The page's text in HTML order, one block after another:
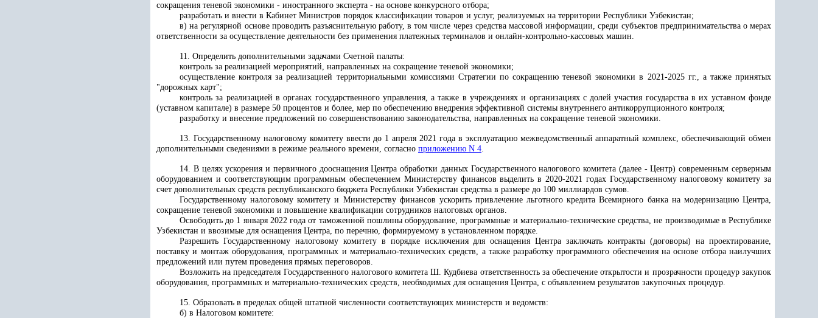
сокращения теневой экономики - иностранного эксперта - на основе конкурсного отбора;
разработать и внести в Кабинет Министров порядок классификации товаров и услуг, реализуемых на территории Республики Узбекистан;
в) на регулярной основе проводить разъяснительную работу, в том числе через средства массовой информации, среди субъектов предпринимательства о мерах
ответственности за осуществление деятельности без применения платежных терминалов и онлайн-контрольно-кассовых машин.
11. Определить дополнительными задачами Счетной палаты:
контроль за реализацией мероприятий, направленных на сокращение теневой экономики;
осуществление контроля за реализацией территориальными комиссиями Стратегии по сокращению теневой экономики в 2021-2025 гг., а также принятых
"дорожных карт";
контроль за реализацией в органах государственного управления, а также в учреждениях и организациях с долей участия государства в их уставном фонде
(уставном капитале) в размере 50 процентов и более, мер по обеспечению внедрения эффективной системы внутреннего антикоррупционного контроля;
разработку и внесение предложений по совершенствованию законодательства, направленных на сокращение теневой экономики.
13. Государственному налоговому комитету ввести до 1 апреля 2021 года в эксплуатацию межведомственный аппаратный комплекс, обеспечивающий обмен
дополнительными сведениями в режиме реального времени, согласно приложению N 4.
14. В целях ускорения и первичного дооснащения Центра обработки данных Государственного налогового комитета (далее - Центр) современным серверным
оборудованием и соответствующим программным обеспечением Министерству финансов выделитьв 2020-2021 годах Государственному налоговому комитету за
счет дополнительных средств республиканского бюджета Республики Узбекистан средства в размере до 100 миллиардов сумов.
Государственному налоговому комитету и Министерству финансов ускорить привлечение льготного кредита Всемирного банка на модернизацию Центра,
сокращение теневой экономики и повышение квалификации сотрудников налоговых органов.
Освободить до 1 января 2022 года от таможенной пошлины оборудование, программные и материально-технические средства, не производимые в Республике
Узбекистан и ввозимые для оснащения Центра, по перечню, формируемому в установленном порядке.
Разрешить Государственному налоговому комитету в порядке исключения для оснащения Центра заключать контракты (договоры) на проектирование,
поставку и монтаж оборудования, программных и материально-технических средств, а также разработку программного обеспечения на основе отбора наилучших
предложений или путем проведения прямых переговоров.
Возложить на председателя Государственного налогового комитета Ш. Кудбиева ответственность за обеспечение открытости и прозрачности процедур закупок
оборудования, программных и материально-технических средств, необходимых для оснащения Центра, с объявлением результатов закупочных процедур.
15. Образовать в пределах общей штатной численности соответствующих министерств и ведомств:
б) в Налоговом комитете: